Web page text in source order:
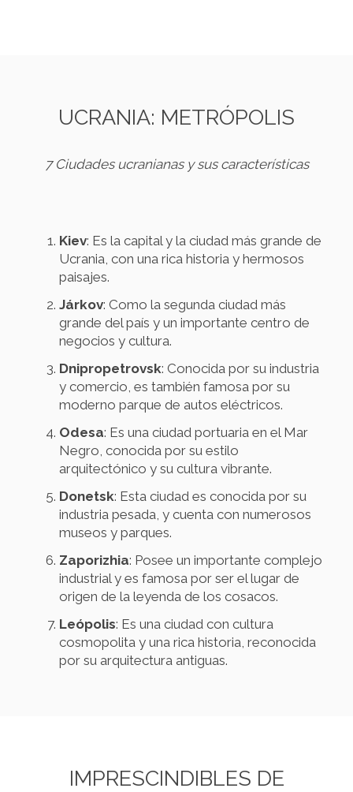
UCRANIA: METRÓPOLIS
7 Ciudades ucranianas y sus características
Kiev: Es la capital y la ciudad más grande de
Ucrania, con una rica historia y hermosos
paisajes.
Járkov: Como la segunda ciudad más
grande del país y un importante centro de
negocios y cultura.
Dnipropetrovsk: Conocida por su industria
y comercio, es también famosa por su
moderno parque de autos eléctricos.
Odesa: Es una ciudad portuaria en el Mar
Negro, conocida por su estilo
arquitectónico y su cultura vibrante.
Donetsk: Esta ciudad es conocida por su
industria pesada, y cuenta con numerosos
museos y parques.
Zaporizhia: Posee un importante complejo
industrial y es famosa por ser el lugar de
origen de la leyenda de los cosacos.
Leópolis: Es una ciudad con cultura
cosmopolita y una rica historia, reconocida
por su arquitectura antiguas.
IMPRESCINDIBLES DE